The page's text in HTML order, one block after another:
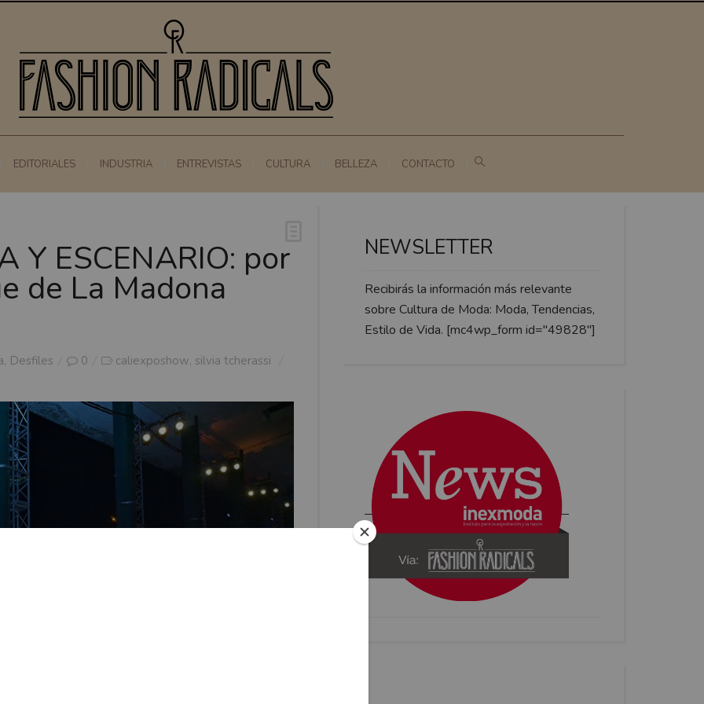
EDITORIALES INDUSTRIA ENTREVISTAS CULTURA BELLEZA CONTACTO
Y ESCENARIO: por
de La Madona
, Desfiles 0 caliexposhow, silvia tcherassi
NEWSLETTER
Recibirás la información más relevante
sobre Cultura de Moda: Moda, Tendencias,
Estilo de Vida. [mc4wp_form id="49828"]